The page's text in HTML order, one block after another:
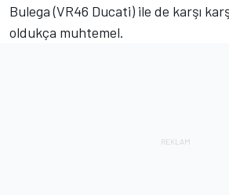
Bulega (VR46 Ducati) ile de karşı
oldukça muhtemel.